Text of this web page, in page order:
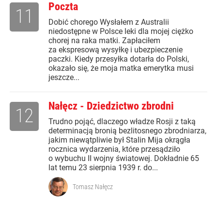
Poczta
Dobić chorego Wysłałem z Australii
niedostępne w Polsce leki dla mojej ciężko
chorej na raka matki. Zapłaciłem
za ekspresową wysyłkę i ubezpieczenie
paczki. Kiedy przesyłka dotarła do Polski,
okazało się, że moja matka emerytka musi
jeszcze...
11
Nałęcz - Dziedzictwo zbrodni
Trudno pojąć, dlaczego władze Rosji z taką
determinacją bronią bezlitosnego zbrodniarza,
jakim niewątpliwie był Stalin Mija okrągła
rocznica wydarzenia, które przesądziło
o wybuchu II wojny światowej. Dokładnie 65
lat temu 23 sierpnia 1939 r. do...
12
Tomasz Nałęcz